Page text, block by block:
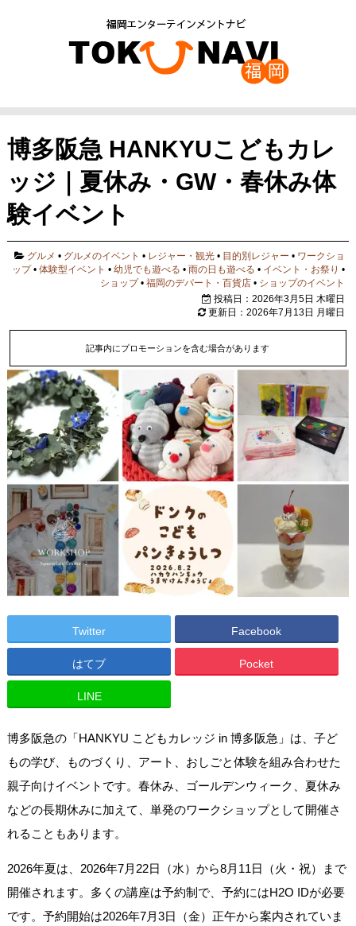
博多阪急 HANKYUこどもカレ
ッジ｜夏休み・GW・春休み体
験イベント
グルメ • グルメのイベント • レジャー・観光 • 目的別レジャー • ワークショ
ップ•体験型イベント •幼児でも遊べる •雨の日も遊べる • イベント・お祭り •
ショップ•福岡のデパート・百貨店 • ショップのイベント
投稿日：2026年3月5日 木曜日
更新日：2026年7月13日 月曜日
記事内にプロモーションを含む場合があります
Twitter Facebook
はてブ Pocket
LINE
博多阪急の「HANKYU こどもカレッジ in 博多阪急」は、子ど
もの学び、ものづくり、アート、おしごと体験を組み合わせた
親子向けイベントです。春休み、ゴールデンウィーク、夏休み
などの長期休みに加えて、単発のワークショップとして開催さ
れることもあります。
2026年夏は、2026年7月22日（水）から8月11日（火・祝）まで
開催されます。多くの講座は予約制で、予約にはH2O IDが必要
です。予約開始は2026年7月3日（金）正午から案内されていま